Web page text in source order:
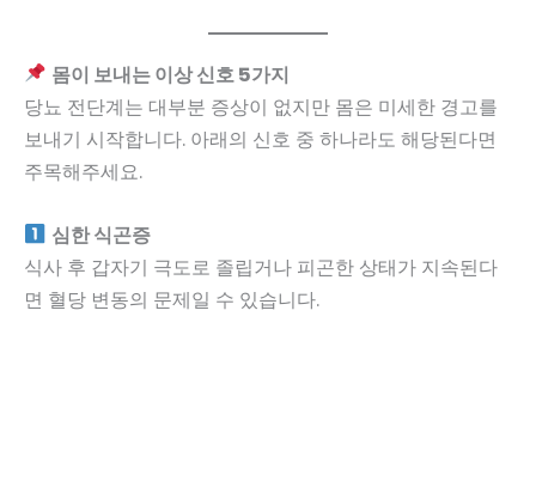
몸이 보내는 이상 신호 5가지
당뇨 전단계는 대부분 증상이 없지만 몸은 미세한 경고를
보내기 시작합니다. 아래의 신호 중 하나라도 해당된다면
주목해주세요.
심한 식곤증
식사 후 갑자기 극도로 졸립거나 피곤한 상태가 지속된다
면 혈당 변동의 문제일 수 있습니다.